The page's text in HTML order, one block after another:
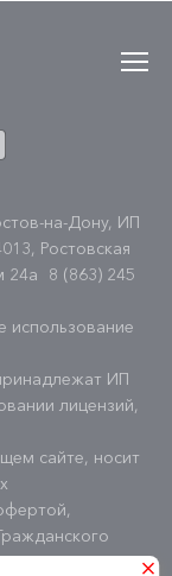
на-Дону, ИП
Ростовская
24а
8 (863) 245
использование
ИП
лицензий,
сайте, носит